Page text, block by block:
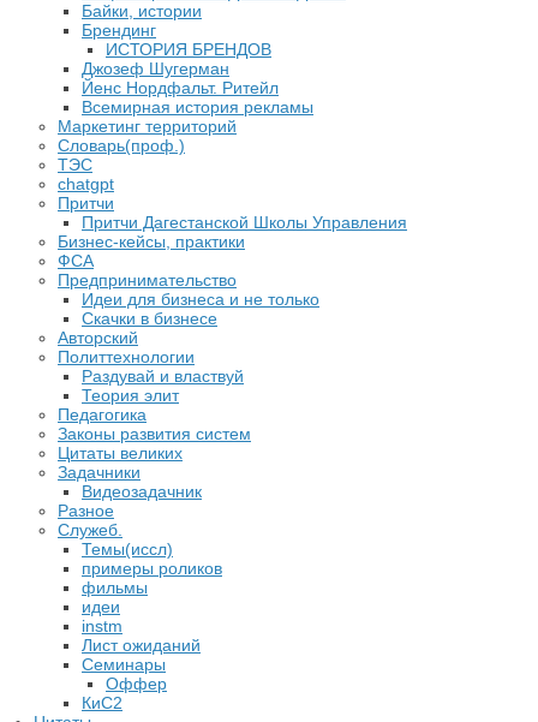
Байки, истории
Брендинг
ИСТОРИЯ БРЕНДОВ
Джозеф Шугерман
​Йенс Нордфальт. Ритейл
Всемирная история рекламы
Маркетинг территорий
Словарь(проф.)
ТЭС
chatgpt
Притчи
Притчи Дагестанской Школы Управления
Бизнес-кейсы, практики
ФСА
Предпринимательство
Идеи для бизнеса и не только
Скачки в бизнесе
Авторский
Политтехнологии
Раздувай и властвуй
Теория элит
​Педагогика
Законы развития систем
Цитаты великих
Задачники
Видеозадачник
Разное
Служеб.
Темы(иссл)
примеры роликов
фильмы
идеи
instm
Лист ожиданий
Семинары
Оффер
КиС2